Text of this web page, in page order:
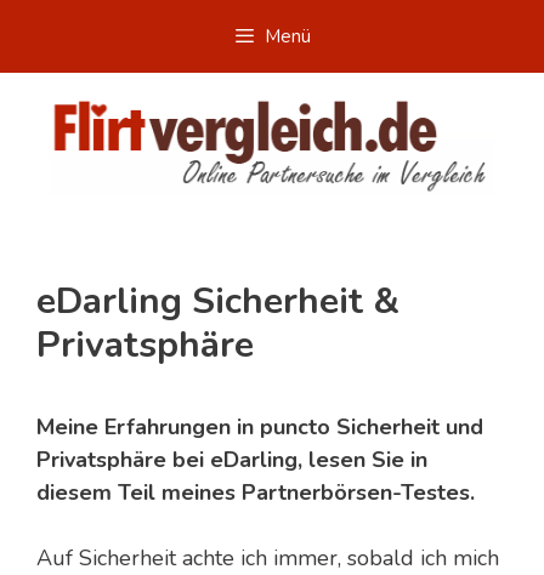
springen
Menü
eDarling Sicherheit &
Privatsphäre
Meine Erfahrungen in puncto Sicherheit und
Privatsphäre bei eDarling, lesen Sie in
diesem Teil meines Partnerbörsen-Testes.
Auf Sicherheit achte ich immer, sobald ich mich